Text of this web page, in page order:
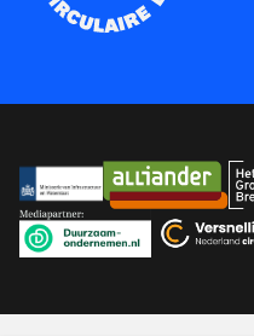
Partners
Ministerie Infrastructuur
Alliander
Duurzaam-ondernemen.nl